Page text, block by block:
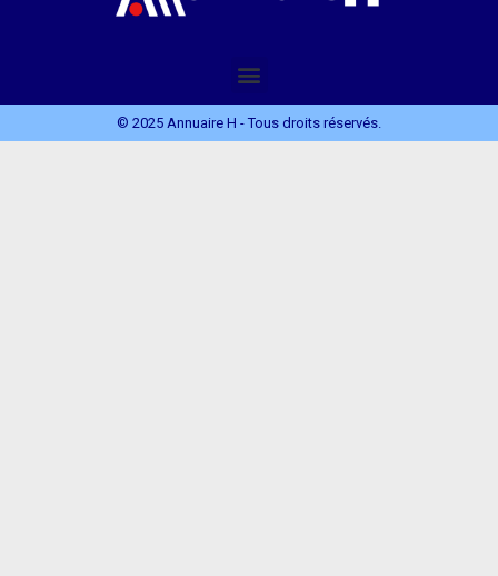
© 2025 Annuaire H - Tous droits réservés.